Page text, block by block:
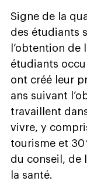
Signe de la
des étudiants
l’obtention de
étudiants
ont créé leur
ans suivant
travaillent
vivre, y
tourisme et 30
du conseil, de
la santé.